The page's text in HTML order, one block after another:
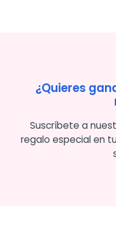
¿Quieres
Suscríbete a
regalo especial en